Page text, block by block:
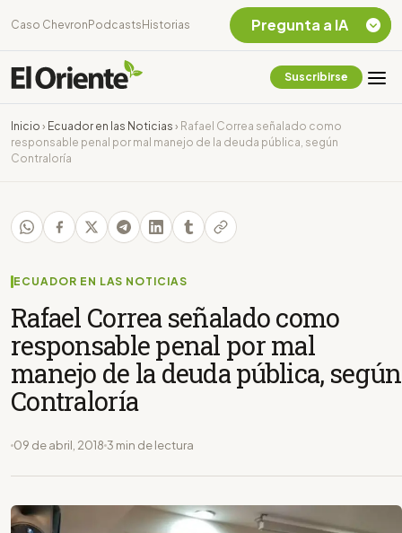
Caso Chevron Podcasts Historias
Suscribirse
Inicio › Ecuador en las Noticias › Rafael Correa señalado como
responsable penal por mal manejo de la deuda pública, según
Contraloría
ECUADOR EN LAS NOTICIAS
Rafael Correa señalado como
responsable penal por mal
manejo de la deuda pública, según
Contraloría
09 de abril, 2018 3 min de lectura
Pregunta a IA
Chevron Ecuador